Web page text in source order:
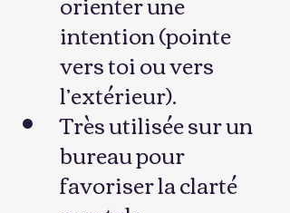
intention (pointe
vers toi ou vers
l’extérieur).
Très utilisée sur un
bureau pour
favoriser la clarté